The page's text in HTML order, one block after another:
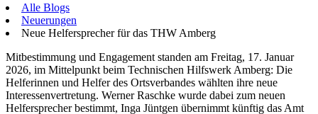
Alle Blogs
Neuerungen
Neue Helfersprecher für das THW Amberg
Mitbestimmung und Engagement standen am Freitag, 17. Januar
2026, im Mittelpunkt beim Technischen Hilfswerk Amberg: Die
Helferinnen und Helfer des Ortsverbandes wählten ihre neue
Interessenvertretung. Werner Raschke wurde dabei zum neuen
Helfersprecher bestimmt, Inga Jüntgen übernimmt künftig das Amt